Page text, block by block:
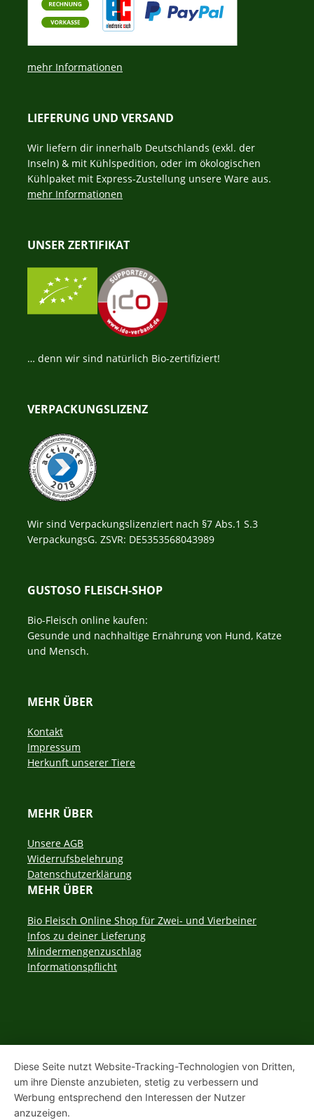
mehr Informationen
LIEFERUNG UND VERSAND
Wir liefern dir innerhalb Deutschlands (exkl. der
Inseln) & mit Kühlspedition, oder im ökologischen
Kühlpaket mit Express-Zustellung unsere Ware aus.
mehr Informationen
UNSER ZERTIFIKAT
… denn wir sind natürlich Bio-zertifiziert!
VERPACKUNGSLIZENZ
Wir sind Verpackungslizenziert nach §7 Abs.1 S.3
VerpackungsG. ZSVR: DE5353568043989
GUSTOSO FLEISCH-SHOP
Bio-Fleisch online kaufen:
Gesunde und nachhaltige Ernährung von Hund, Katze
und Mensch.
MEHR ÜBER
Navigation
überspringen
Kontakt
Impressum
Herkunft unserer Tiere
MEHR ÜBER
Navigation
überspringen
Unsere AGB
Widerrufsbelehrung
Datenschutzerklärung
MEHR ÜBER
Navigation
überspringen
Bio Fleisch Online Shop für Zwei- und Vierbeiner
Infos zu deiner Lieferung
Mindermengenzuschlag
Informationspflicht
Diese Seite nutzt Website-Tracking-Technologien von Dritten,
um ihre Dienste anzubieten, stetig zu verbessern und
Werbung entsprechend den Interessen der Nutzer
anzuzeigen.